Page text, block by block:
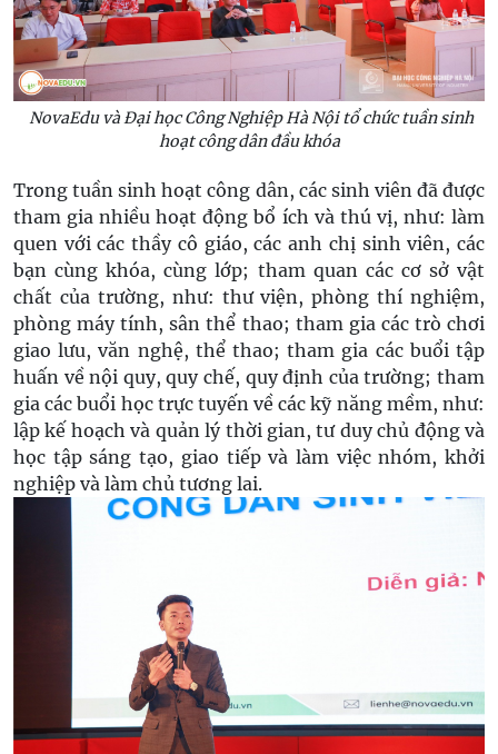
NovaEdu và Đại học Công Nghiệp Hà Nội tổ chức tuần sinh
hoạt công dân đầu khóa
Trong tuần sinh hoạt công dân, các sinh viên đã được
tham gia nhiều hoạt động bổ ích và thú vị, như: làm
quen với các thầy cô giáo, các anh chị sinh viên, các
bạn cùng khóa, cùng lớp; tham quan các cơ sở vật
chất của trường, như: thư viện, phòng thí nghiệm,
phòng máy tính, sân thể thao; tham gia các trò chơi
giao lưu, văn nghệ, thể thao; tham gia các buổi tập
huấn về nội quy, quy chế, quy định của trường; tham
gia các buổi học trực tuyến về các kỹ năng mềm, như:
lập kế hoạch và quản lý thời gian, tư duy chủ động và
học tập sáng tạo, giao tiếp và làm việc nhóm, khởi
nghiệp và làm chủ tương lai.